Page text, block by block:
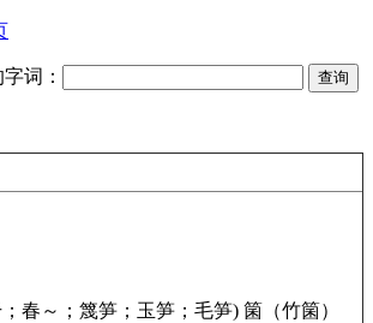
词：
春～；篾笋；玉笋；毛笋) 箘（竹箘）